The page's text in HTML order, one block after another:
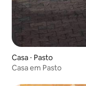
Casa ⋅ Pasto
Casa em Pasto